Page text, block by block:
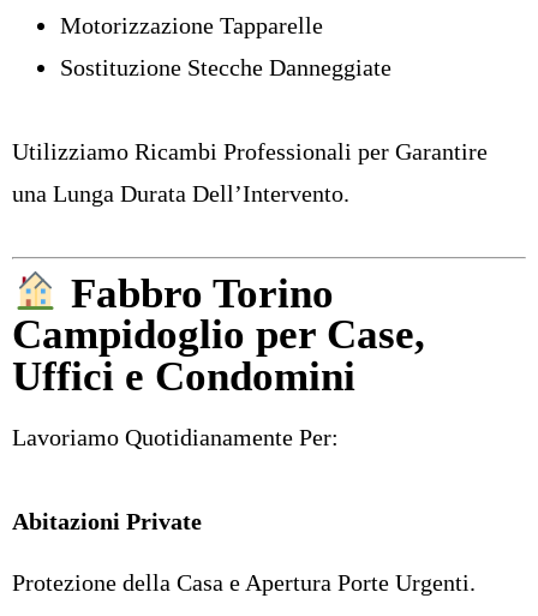
Motorizzazione Tapparelle
Sostituzione Stecche Danneggiate
Utilizziamo Ricambi Professionali per Garantire
una Lunga Durata Dell’Intervento.
Fabbro Torino
Campidoglio per Case,
Uffici e Condomini
Lavoriamo Quotidianamente Per:
Abitazioni Private
Protezione della Casa e Apertura Porte Urgenti.